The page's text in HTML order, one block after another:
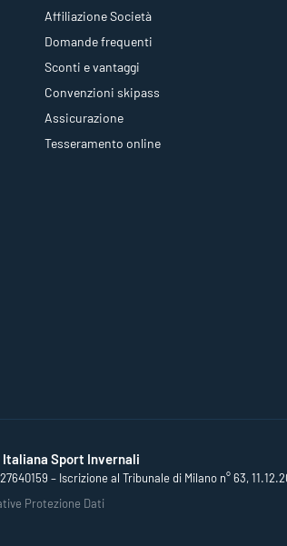
Affiliazione Società
Domande frequenti
Sconti e vantaggi
Convenzioni skipass
Assicurazione
Tesseramento online
Italiana Sport Invernali
– Iscrizione al Tribunale di Milano n° 63,
Protezione Dati